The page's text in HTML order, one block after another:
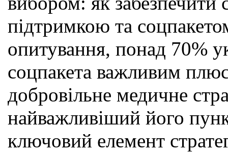
підтримкою та
опитування, понад 70%
соцпакета важливим
добровільне медичне
найважливіший його
ключовий елемент